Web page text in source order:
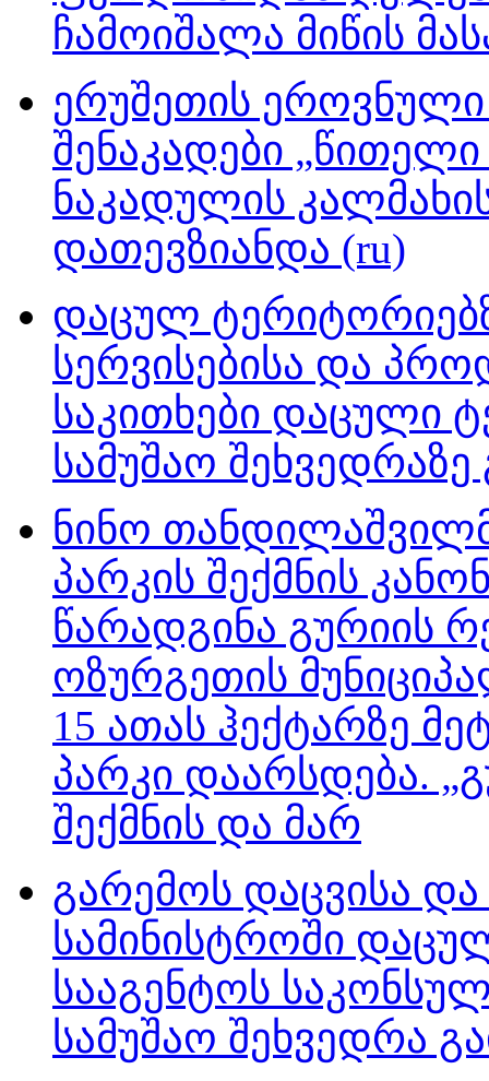
ჩამოიშალა მიწის
ერუშეთის ეროვნული
შენაკადები „წითელი
ნაკადულის
დათევზიანდა (ru)
დაცულ
სერვისებისა და
საკითხები დაცული
სამუშაო
ნინო
პარკის შექმნის
წარადგინა გურიის
ოზურგეთის
15 ათას ჰექტარზე
პარკი დაარსდება.
შექმნის და მარ
გარემოს დაცვისა
სამინისტროში
სააგენტოს
სამუშაო შეხვედრა